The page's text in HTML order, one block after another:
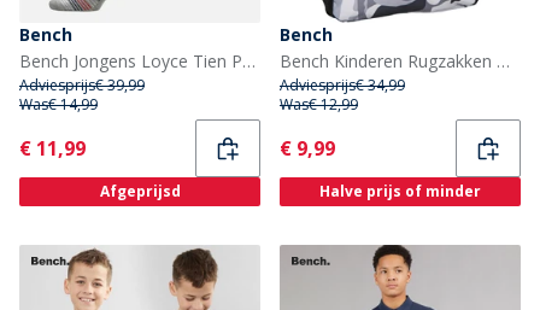
Bench
Bench Jongens Loyce Tien Paar Sokken Multi
Adviesprijs€ 39,99
Was€ 14,99
Current
€ 11,99
Afgeprijsd
Bench
Bench Kinderen Rugzakken Grijs Caom
Adviesprijs€ 34,99
Was€ 12,99
Current
€ 9,99
Halve prijs of minder